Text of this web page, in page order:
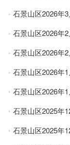
石景山区2026年
石景山区2026年
石景山区2026年
石景山区2026年
石景山区2026年
石景山区2025年
石景山区2025年